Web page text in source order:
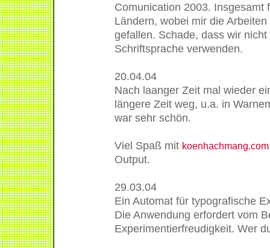
Comunication 2003. Insgesamt
Ländern, wobei mir die
gefallen. Schade, dass wir
Schriftsprache verwenden.
20.04.04
Nach laanger Zeit mal wieder
längere Zeit weg, u.a. in
war sehr schön.
Viel Spaß mit koenhachmang.com
Output.
29.03.04
Ein Automat für typografische
Die Anwendung erfordert vom
Experimentierfreudigkeit. Wer